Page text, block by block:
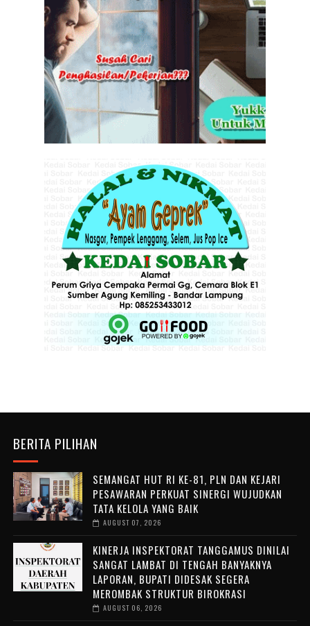
BERITA PILIHAN
SEMANGAT HUT RI KE-81, PLN DAN KEJARI
PESAWARAN PERKUAT SINERGI WUJUDKAN
TATA KELOLA YANG BAIK
AUGUST 07, 2026
KINERJA INSPEKTORAT TANGGAMUS DINILAI
SANGAT LAMBAT DI TENGAH BANYAKNYA
LAPORAN, BUPATI DIDESAK SEGERA
MEROMBAK STRUKTUR BIROKRASI
AUGUST 06, 2026